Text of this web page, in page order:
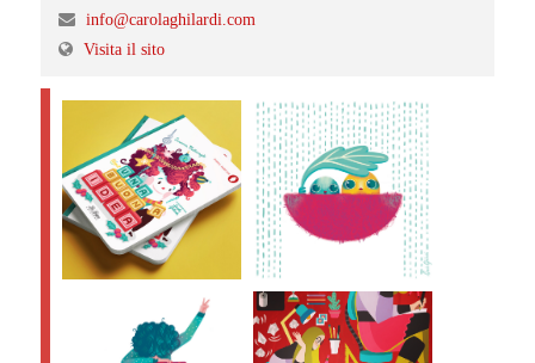
info@carolaghilardi.com
Visita il sito